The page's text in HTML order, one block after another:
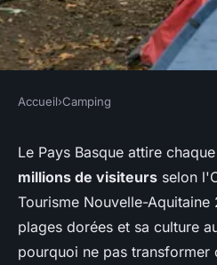
CAMPING
Vacances
camping 4
Basque
Inaya•5 février 2026•8 min de
Accueil›Camping
Le Pays Basque attire
millions de visiteurs selon
Tourisme Nouvelle-
plages dorées et sa culture
pourquoi ne pas transformer